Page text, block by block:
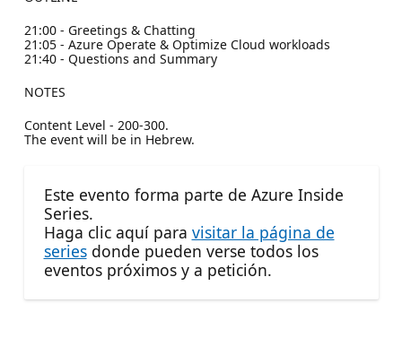
21:00 - Greetings & Chatting
21:05 - Azure Operate & Optimize Cloud workloads
21:40 - Questions and Summary
NOTES
Content Level - 200-300.
The event will be in Hebrew.
Este evento forma parte de Azure Inside
Series.
Haga clic aquí para visitar la página de
seriesdonde pueden verse todos los
eventos próximos y a petición.